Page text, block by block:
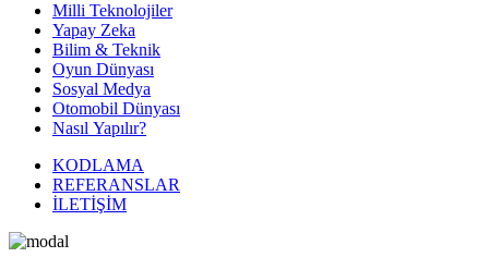
Milli Teknolojiler
Yapay Zeka
Bilim & Teknik
Oyun Dünyası
Sosyal Medya
Otomobil Dünyası
Nasıl Yapılır?
KODLAMA
REFERANSLAR
İLETİŞİM